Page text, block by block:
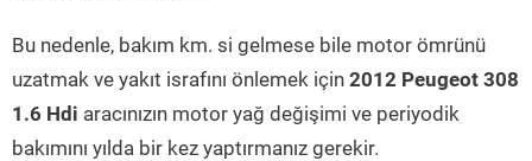
Bu nedenle, bakım km. si gelmese bile motor ömrünü
uzatmak ve yakıt israfını önlemek için 2012 Peugeot 308
1.6 Hdi aracınızın motor yağ değişimi ve periyodik
bakımını yılda bir kez yaptırmanız gerekir.